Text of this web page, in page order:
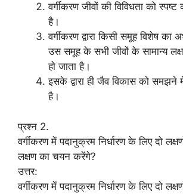
वर्गीकरण जीवों की विविधता को
है।
वर्गीकरण द्वारा किसी समूह विशेष
उस समूह के सभी जीवों के सामान्य
हो जाता है।
इसके द्वारा ही जैव विकास को समझने
है।
प्रश्न 2.
वर्गीकरण में पदानुक्रम निर्धारण के लिए दो
लक्षण का चयन करेंगे?
उत्तर:
वर्गीकरण में पदानुक्रम निर्धारण के लिए दो